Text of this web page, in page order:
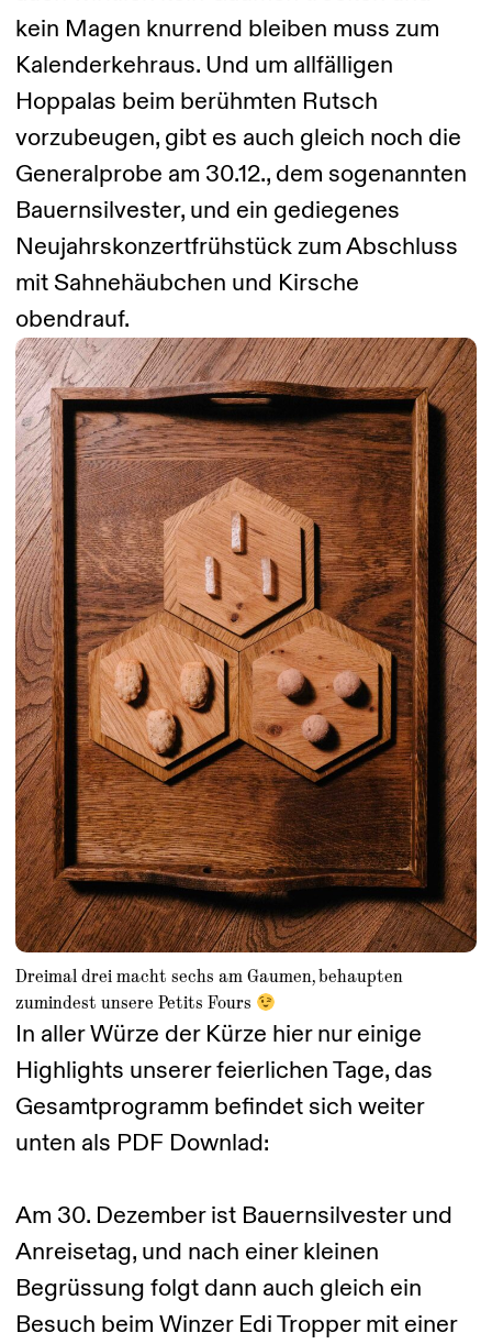
kein Magen knurrend bleiben muss zum
Kalenderkehraus. Und um allfälligen
Hoppalas beim berühmten Rutsch
vorzubeugen, gibt es auch gleich noch die
Generalprobe am 30.12., dem sogenannten
Bauernsilvester, und ein gediegenes
Neujahrskonzertfrühstück zum Abschluss
mit Sahnehäubchen und Kirsche
obendrauf.
Dreimal drei macht sechs am Gaumen, behaupten
zumindest unsere Petits Fours
In aller Würze der Kürze hier nur einige
Highlights unserer feierlichen Tage, das
Gesamtprogramm befindet sich weiter
unten als PDF Downlad:
Am 30. Dezember ist Bauernsilvester und
Anreisetag, und nach einer kleinen
Begrüssung folgt dann auch gleich ein
Besuch beim Winzer Edi Tropper mit einer